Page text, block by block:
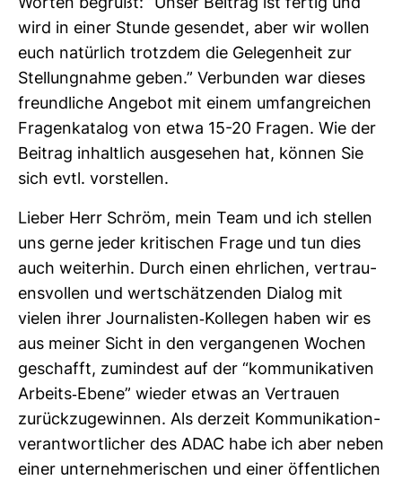
Worten begrüßt: “Unser Bei­trag ist fertig und
wird in einer Stunde gesendet, aber wir wollen
euch natür­lich trotzdem die Gele­gen­heit zur
Stel­lung­nahme geben.” Ver­bunden war dieses
freund­liche Angebot mit einem umfang­rei­chen
Fra­gen­ka­talog von etwa 15-20 Fragen. Wie der
Bei­trag inhalt­lich aus­ge­sehen hat, können Sie
sich evtl. vor­stellen.
Lieber Herr Schröm, mein Team und ich stellen
uns gerne jeder kri­ti­schen Frage und tun dies
auch wei­terhin. Durch einen ehr­li­chen, ver­trau­
ens­vollen und wert­schät­zenden Dialog mit
vielen ihrer Jour­na­listen-​Kol­legen haben wir es
aus meiner Sicht in den ver­gan­genen Wochen
geschafft, zumin­dest auf der “kom­mu­ni­ka­tiven
Arbeits-​Ebene” wieder etwas an Ver­trauen
zurück­zu­ge­winnen. Als der­zeit Kom­mu­ni­ka­tion­
ver­ant­wort­li­cher des ADAC habe ich aber neben
einer unter­neh­me­ri­schen und einer öffent­li­chen